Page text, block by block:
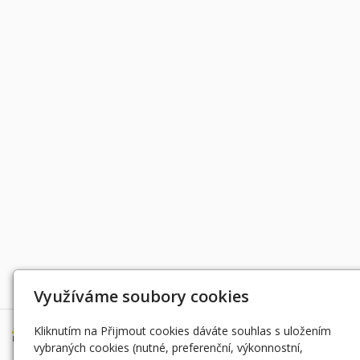
Děkujeme za podporu
Využíváme soubory cookies
Kliknutím na Přijmout cookies dáváte souhlas s uložením
vybraných cookies (nutné, preferenční, výkonnostní,